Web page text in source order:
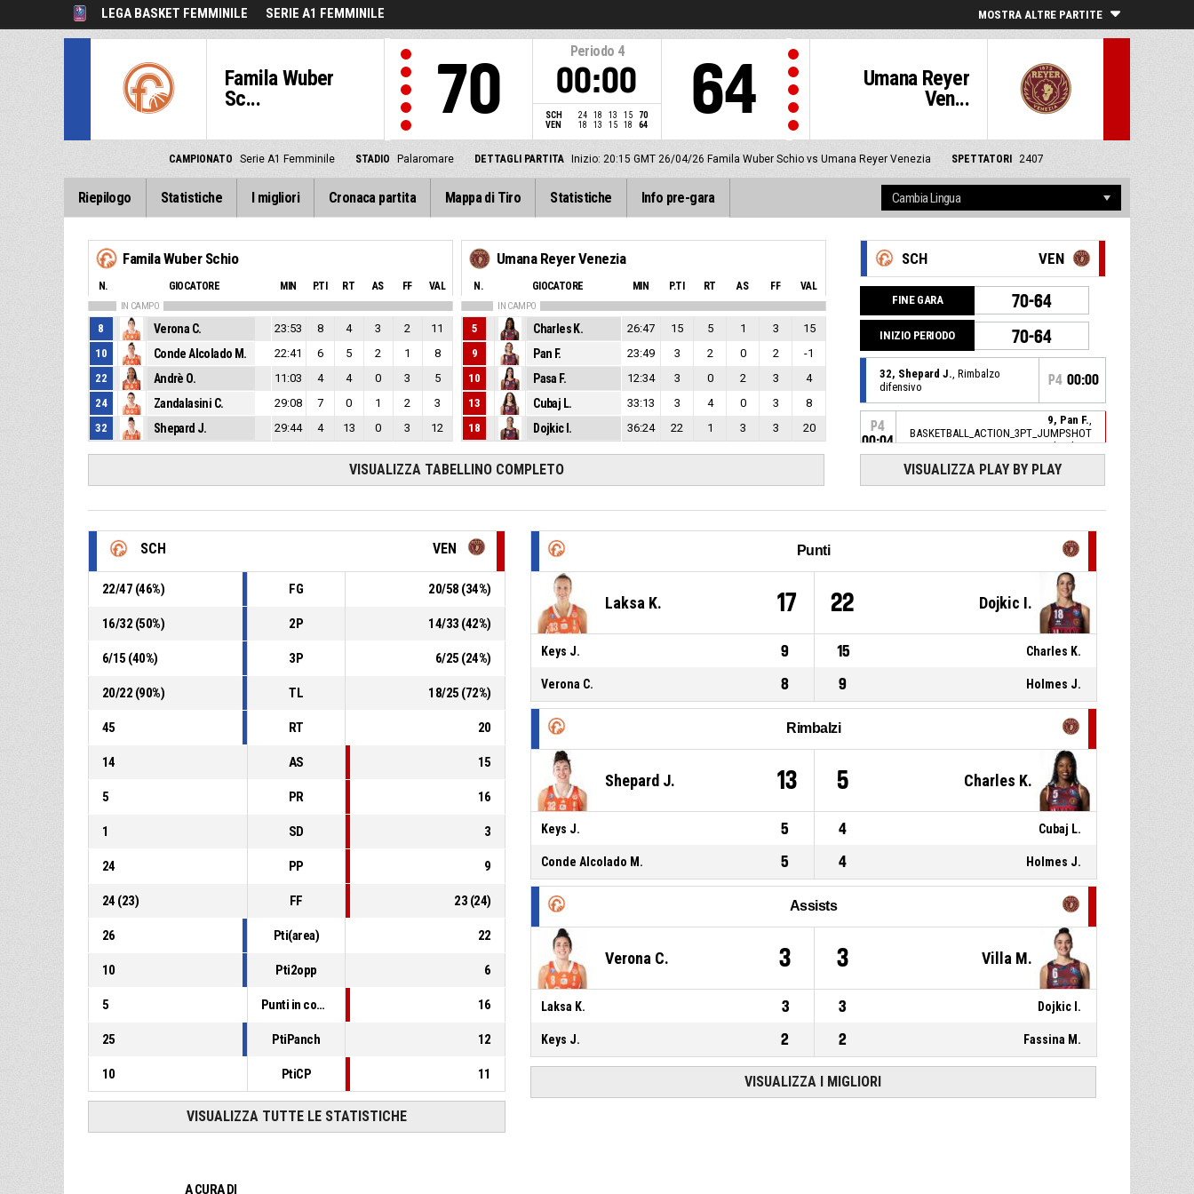
LEGA BASKET FEMMINILE SERIE A1 FEMMINILE MOSTRA ALTRE PARTITE
Famila Wuber
Sc...
70
Periodo 4
00:00
SCH 24 18 13 15
70
VEN
18 13 15 18 64
Umana Reyer
Ven...
64
CAMPIONATO Serie A1 Femminile STADIO Palaromare DETTAGLI PARTITA Inizio: 20:15 GMT 26/04/26 Famila Wuber Schio vs Umana Reyer Venezia SPETTATORI 2407
Riepilogo Statistiche I migliori Cronaca partita Mappa di Tiro Statistiche Info pre-gara
Famila Wuber Schio
N. GIOCATORE MIN P.TI RT AS FF VAL
IN CAMPO
8 Verona C. 23:53 8 4 3 2
11
10
Conde Alcolado M. 22:41 6 5 2 1
8
22
Andrè O. 11:03 4 4 0 3
5
24
Zandalasini C. 29:08 7 0 1 2
3
32
Shepard J. 29:44 4 13 0 3 12
Umana Reyer Venezia
N. GIOCATORE MIN P.TI RT AS FF VAL
IN CAMPO
5 Charles K. 26:47 15 5 1 3
15
9
Pan F. 23:49 3 2 0 2
-1
10
Pasa F. 12:34 3 0 2 3
4
13
Cubaj L. 33:13 3 4 0 3
8
18
Dojkic I. 36:24 22 1 3 3 20
VISUALIZZA TABELLINO COMPLETO
SCH VEN
FINE GARA 70-64
INIZIO PERIODO 70-64
32, Shepard J., Rimbalzo
difensivo
P4 00:00
P4
00:04
9, Pan F.,
BASKETBALL_ACTION_3PT_JUMPSHOT
sbagliato
8, Verona C., Tiro libero 2 di 2
realizzato
di 6
P4
8, Verona C., Tiro libero 1 di 2
di 5
00:08
69-64
22, Santucci M.
, Sostituzione
- Esce
, Sostituzione -
00:08
22, Santucci M., Fallo
personale
VISUALIZZA PLAY BY PLAY
SCH VEN
22/47 (46%) FG 20/58 (34%)
16/32 (50%) 2P 14/33 (42%)
6/15 (40%) 3P 6/25 (24%)
20/22 (90%) TL 18/25 (72%)
45 RT 20
14 AS 15
5 PR 16
1 SD 3
24 PP 9
24 (23) FF 23 (24)
26 Pti(area) 22
10 Pti2opp 6
5 Punti in contropiede 16
25 PtiPanch 12
10 PtiCP 11
VISUALIZZA TUTTE LE STATISTICHE
Punti
Laksa K. 17 22 Dojkic I.
Keys J. 9 15 Charles K.
Verona C. 8 9 Holmes J.
Rimbalzi
Shepard J. 13 5 Charles K.
Keys J. 5 4 Cubaj L.
Conde Alcolado M. 5 4 Holmes J.
Assists
Verona C. 3 3 Villa M.
Laksa K. 3 3 Dojkic I.
Keys J. 2 2 Fassina M.
VISUALIZZA I MIGLIORI
A CURA DI